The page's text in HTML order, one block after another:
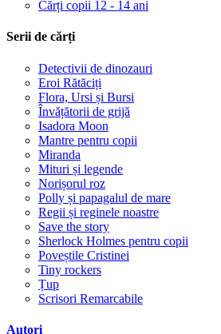
Cărți copii 12 - 14 ani
Serii de cărți
Detectivii de dinozauri
Eroi Rătăciți
Flora, Ursi și Bursi
Învățătorii de grijă
Isadora Moon
Mantre pentru copii
Miranda
Mituri și legende
Norișorul roz
Polly și papagalul de mare
Regii și reginele noastre
Save the story
Sherlock Holmes pentru copii
Poveștile Cristinei
Tiny rockers
Țup
Scrisori Remarcabile
Autori